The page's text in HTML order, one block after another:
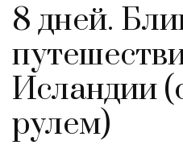
8 дней.
Исландии
рулем)